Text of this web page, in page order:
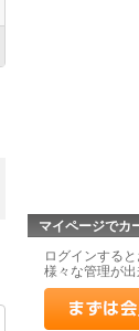
マイページでカ
ログインする
様々な管理が